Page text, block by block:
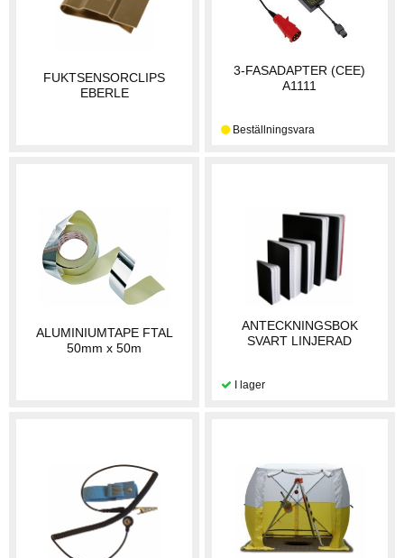
FUKTSENSORCLIPS
EBERLE
3-FASADAPTER (CEE)
A1111
ALUMINIUMTAPE FTAL
50mm x 50m
ANTECKNINGSBOK
SVART LINJERAD